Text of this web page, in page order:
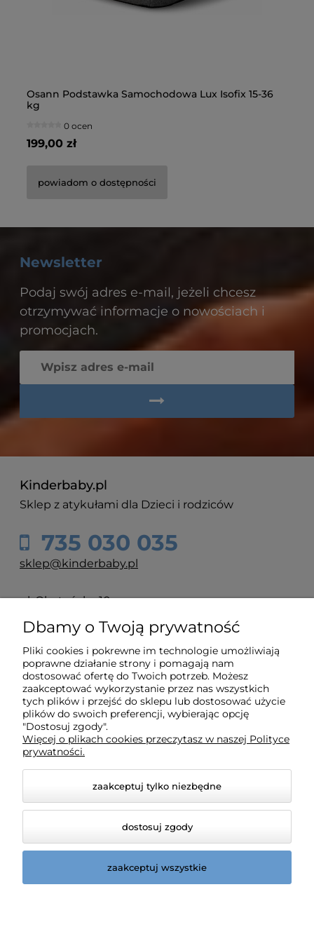
Osann Podstawka Samochodowa Lux Isofix 15-36
kg
0 ocen
199,00 zł
powiadom o dostępności
Newsletter
Podaj swój adres e-mail, jeżeli chcesz
otrzymywać informacje o nowościach i
promocjach.
Kinderbaby.pl
Sklep z atykułami dla Dzieci i rodziców
735 030 035
sklep@kinderbaby.pl
ul. Olsztyńska 10
WSZYSTKO O NAS
WSZYSTKO O ZAKUPACH
kategorie
© 2026 kinderbaby.pl. Wszelkie prawa zastrzeżone.
Dbamy o Twoją prywatność
Pliki cookies i pokrewne im technologie umożliwiają
poprawne działanie strony i pomagają nam
dostosować ofertę do Twoich potrzeb. Możesz
zaakceptować wykorzystanie przez nas wszystkich
tych plików i przejść do sklepu lub dostosować użycie
plików do swoich preferencji, wybierając opcję
"Dostosuj zgody".
Więcej o plikach cookies przeczytasz w naszej Polityce
prywatności.
zaakceptuj tylko niezbędne
dostosuj zgody
zaakceptuj wszystkie